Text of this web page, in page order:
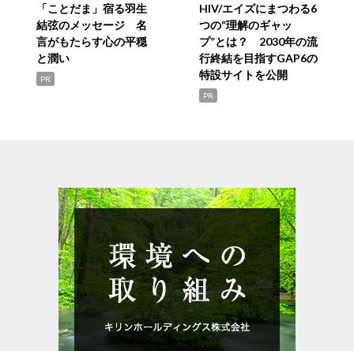
「ことだま」宿る羽生
結弦のメッセージ 名
言がもたらす心の平穏
と潤い
PR
HIV/エイズにまつわる6
つの“理解のギャッ
プ”とは？ 2030年の流
行終結を目指すGAP6の
特設サイトを公開
PR